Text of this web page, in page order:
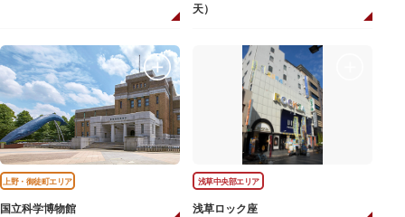
天）
上野・御徒町エリア
国立科学博物館
浅草中央部エリア
浅草ロック座